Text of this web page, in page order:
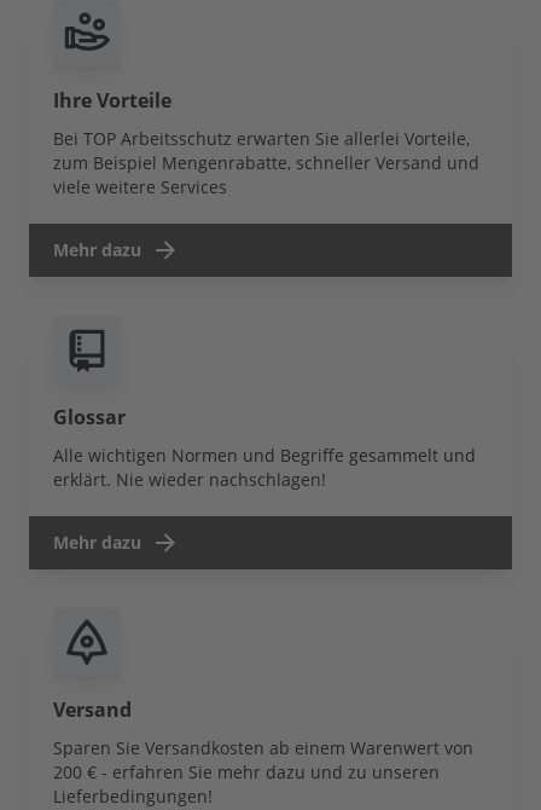
Ihre Vorteile
Bei TOP Arbeitsschutz erwarten Sie allerlei Vorteile,
zum Beispiel Mengenrabatte, schneller Versand und
viele weitere Services
Mehr dazu
Glossar
Alle wichtigen Normen und Begriffe gesammelt und
erklärt. Nie wieder nachschlagen!
Mehr dazu
Versand
Sparen Sie Versandkosten ab einem Warenwert von
200 € - erfahren Sie mehr dazu und zu unseren
Lieferbedingungen!